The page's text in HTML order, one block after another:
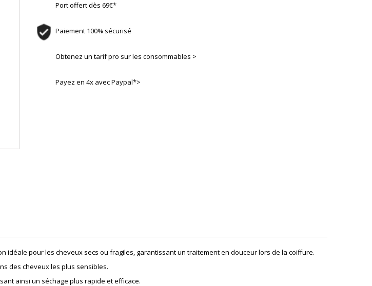
Port offert dès 69€*
Paiement 100% sécurisé
Obtenez un tarif pro sur les consommables >
Payez en 4x avec Paypal*>
pour les cheveux secs ou fragiles, garantissant un traitement en douceur lors de la coiffure.
des cheveux les plus sensibles.
ainsi un séchage plus rapide et efficace.